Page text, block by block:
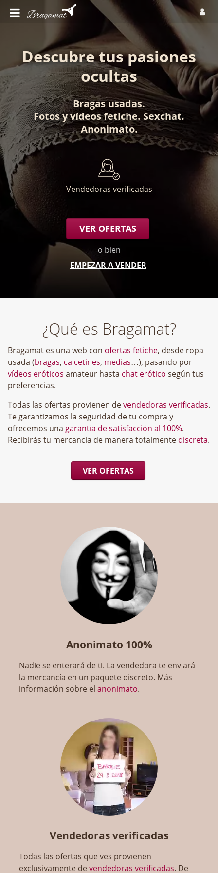
Descubre tus pasiones
ocultas
Bragas usadas.
Fotosyvídeos fetiche. Sexchat.
Anonimato.
Vendedoras verificadas
VER OFERTAS
o bien
EMPEZAR A VENDER
¿Qué es Bragamat?
Bragamat es una web con ofertas fetiche, desde ropa
usada (bragas, calcetines, medias…), pasando por
vídeos eróticos amateur hasta chat erótico según tus
preferencias.
Todas las ofertas provienen devendedoras verificadas.
Te garantizamos la seguridad de tu compra y
ofrecemos una garantía de satisfacción al 100%.
Recibirás tu mercancía de manera totalmente discreta.
VER OFERTAS
Anonimato 100%
Nadie se enterará de ti. La vendedora te enviará
la mercancía en un paquete discreto. Más
información sobre elanonimato.
Vendedoras verificadas
Todas las ofertas que ves provienen
exclusivamente devendedoras verificadas. De